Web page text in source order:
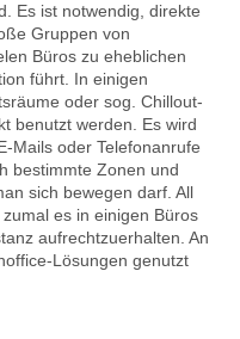
Es ist notwendig, direkte
Gruppen von
Büros zu eheblichen
führt. In einigen
oder sog. Chillout-
benutzt werden. Es wird
Mails oder Telefonanrufe
bestimmte Zonen und
sich bewegen darf. All
es in einigen Büros
aufrechtzuerhalten. An
Lösungen genutzt